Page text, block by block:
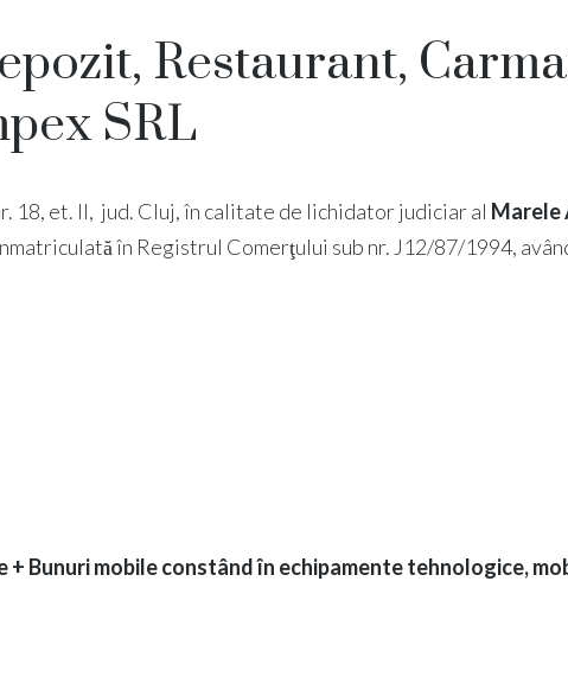
Restaurant,
SRL
18, et. II, jud. Cluj, în calitate de lichidator judiciar al Marele
în Registrul Comerţului sub nr. J12/87/1994,
Bunuri mobile constând în echipamente tehnologice,